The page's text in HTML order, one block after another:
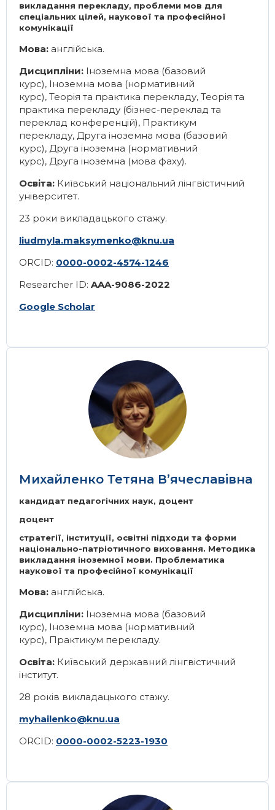
викладання перекладу, проблеми мов для
спеціальних цілей, наукової та професійної
комунікації
Мова: англійська.
Дисципліни: Іноземна мова (базовий
курс), Іноземна мова (нормативний
курс), Теорія та практика перекладу, Теорія та
практика перекладу (бізнес-переклад та
переклад конференцій), Практикум
перекладу, Друга іноземна мова (базовий
курс), Друга іноземна (нормативний
курс), Друга іноземна (мова фаху).
Освіта: Київський національний лінгвістичний
університет.
23 роки викладацького стажу.
liudmyla.maksymenko@knu.ua
ORCID: 0000-0002-4574-1246
Researcher ID: AAA-9086-2022
Google Scholar
Image
Михайленко Тетяна В’ячеславівна
кандидат педагогічних наук, доцент
доцент
стратегії, інституції, освітні підходи та форми
національно-патріотичного виховання. Методика
викладання іноземної мови. Проблематика
наукової та професійної комунікації
Мова: англійська.
Дисципліни: Іноземна мова (базовий
курс), Іноземна мова (нормативний
курс), Практикум перекладу.
Освіта: Київський державний лінгвістичний
інститут.
28 років викладацького стажу.
myhailenko@knu.ua
ORCID: 0000-0002-5223-1930
Image